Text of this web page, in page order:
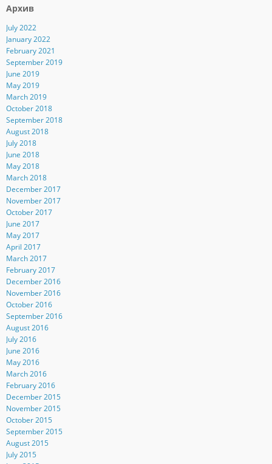
Архив
July 2022
January 2022
February 2021
September 2019
June 2019
May 2019
March 2019
October 2018
September 2018
August 2018
July 2018
June 2018
May 2018
March 2018
December 2017
November 2017
October 2017
June 2017
May 2017
April 2017
March 2017
February 2017
December 2016
November 2016
October 2016
September 2016
August 2016
July 2016
June 2016
May 2016
March 2016
February 2016
December 2015
November 2015
October 2015
September 2015
August 2015
July 2015